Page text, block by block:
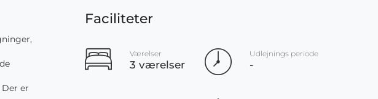
Faciliteter
Værelser
3 værelser
Udlejnings periode
-
er